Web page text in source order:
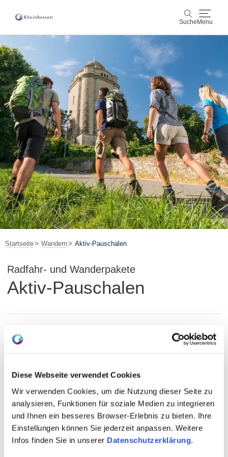
Diese Webseite verwendet Cookies
Wir verwenden Cookies, um die Nutzung dieser Seite zu
analysieren, Funktionen für soziale Medien zu integrieren
und Ihnen ein besseres Browser-Erlebnis zu bieten. Ihre
Einstellungen können Sie jederzeit anpassen. Weitere
Infos finden Sie in unserer Datenschutzerklärung.
Suche Menu
Wein & Genuss
Aktiv & Natur
Kultur & Städte
Veranstaltungen
Buchung & Service
ShopRheinhessen-Blog Karte
Startseite Wandern Aktiv-Pauschalen
Radfahr- und Wanderpakete
Aktiv-Pauschalen